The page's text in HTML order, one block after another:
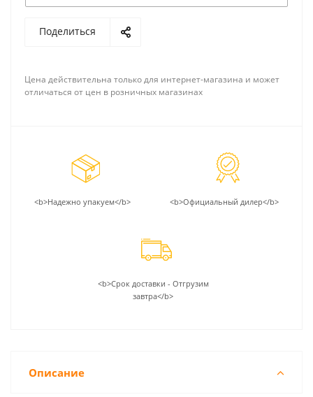
Поделиться
Цена действительна только для интернет-магазина и может
отличаться от цен в розничных магазинах
<b>Надежно упакуем</b> <b>Официальный дилер</b>
<b>Срок доставки - Отгрузим
завтра</b>
Описание